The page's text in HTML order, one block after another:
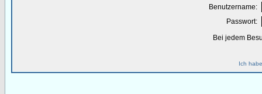
Benutzername:
Passwort:
Bei jedem
Ich